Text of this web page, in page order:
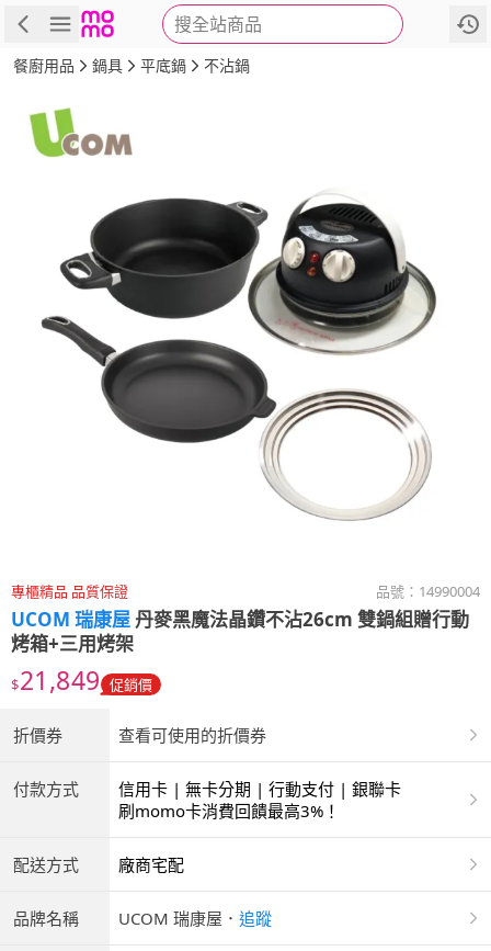
搜全站商品
商品 評價 詳情
餐廚用品 鍋具 平底鍋 不沾鍋
專櫃精品 品質保證 品號： 14990004
UCOM 瑞康屋 丹麥黑魔法晶鑽不沾26cm 雙鍋組贈行動
烤箱+三用烤架
$21,849 促銷價
折價券 查看可使用的折價券
付款方式
信用卡 | 無卡分期 | 行動支付 | 銀聯卡
刷momo卡消費回饋最高3%！
配送方式 廠商宅配
品牌名稱 UCOM 瑞康屋 ． 追蹤